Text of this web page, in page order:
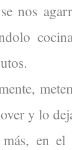
nos
y lo
en el